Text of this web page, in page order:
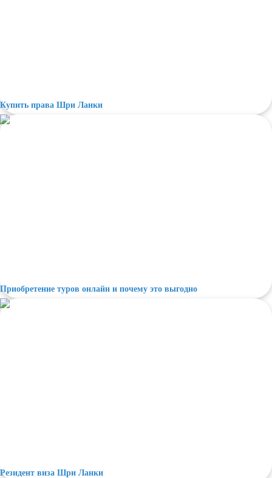
Купить права Шри Ланки
Приобретение туров онлайн и почему это выгодно
Резидент виза Шри Ланки